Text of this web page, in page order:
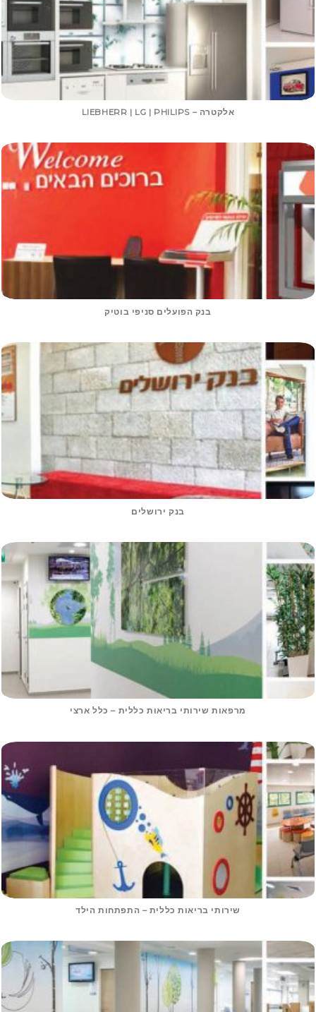
אלקטרה – LIEBHERR | LG | PHILIPS
בנק הפועלים סניפי בוטיק
בנק ירושלים
מרפאות שירותי בריאות כללית – כלל ארצי
שירותי בריאות כללית – התפתחות הילד